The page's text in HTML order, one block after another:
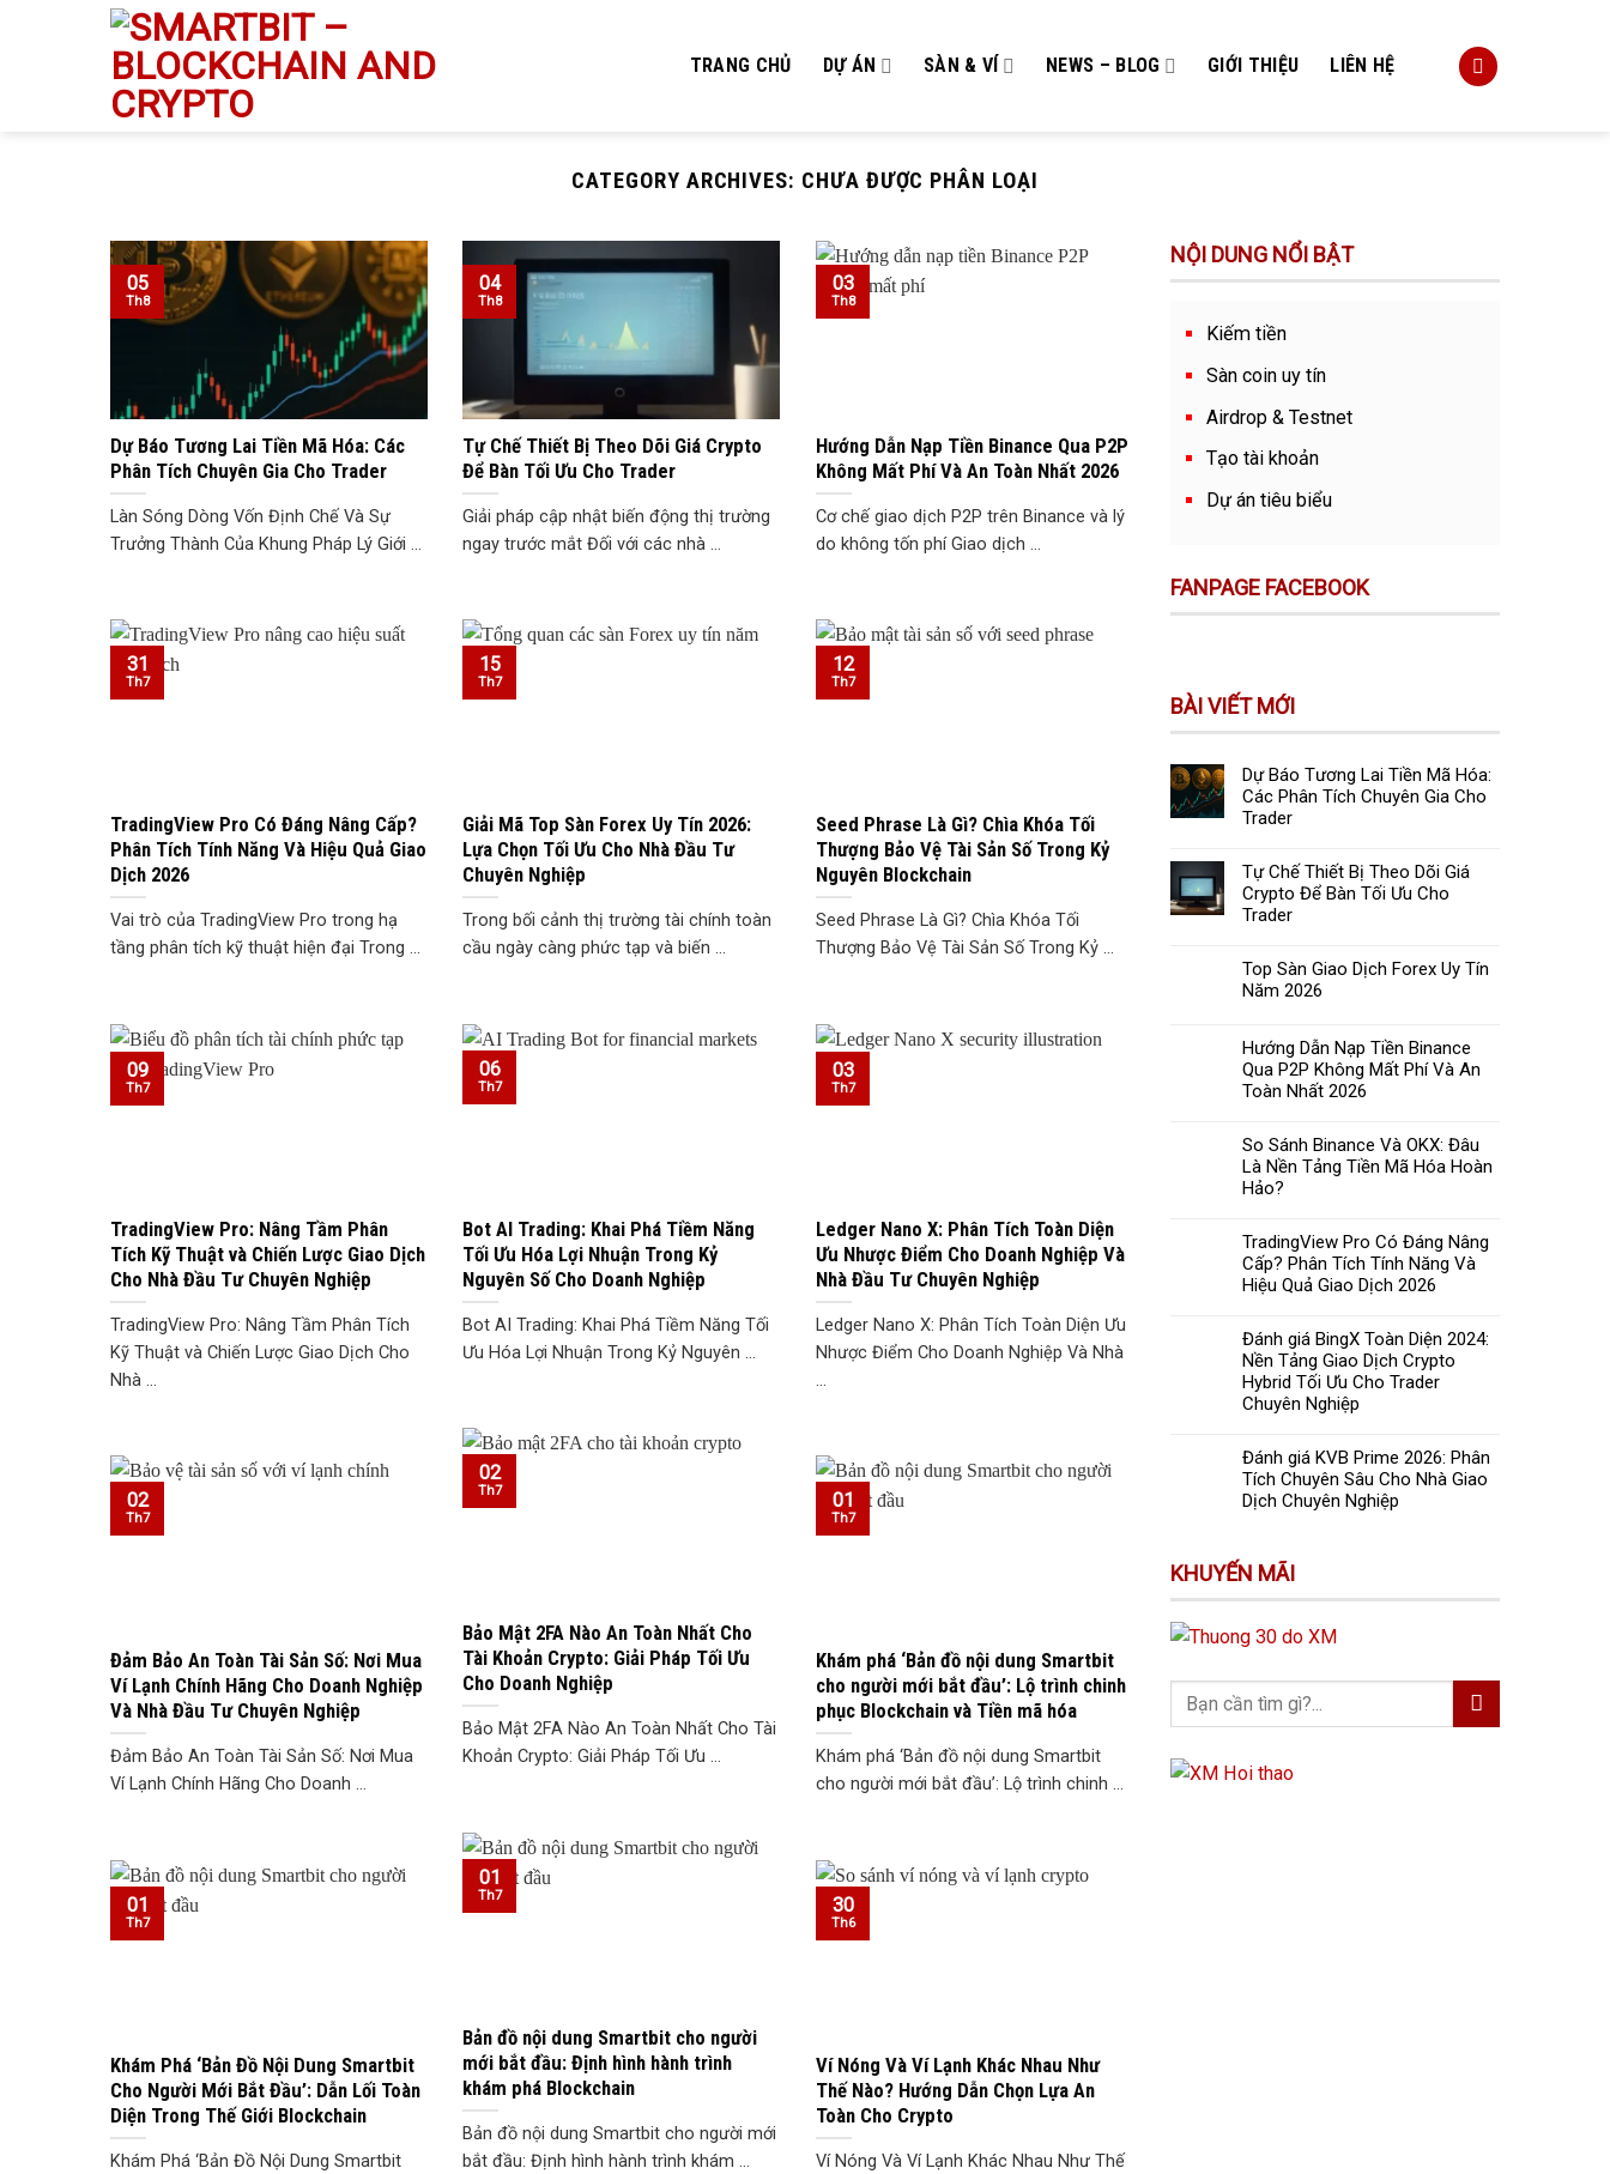
TRANG CHỦ DỰ ÁN SÀN & VÍ NEWS – BLOG GIỚI THIỆU LIÊN HỆ
CATEGORY ARCHIVES: CHƯA ĐƯỢC PHÂN LOẠI
Dự Báo Tương Lai Tiền Mã Hóa: Các
Phân Tích Chuyên Gia Cho Trader
Làn Sóng Dòng Vốn Định Chế Và Sự
Trưởng Thành Của Khung Pháp Lý Giới ...
05
Th8
Tự Chế Thiết Bị Theo Dõi Giá Crypto
Để Bàn Tối Ưu Cho Trader
Giải pháp cập nhật biến động thị trường
ngay trước mắt Đối với các nhà ...
04
Th8
Hướng Dẫn Nạp Tiền Binance Qua P2P
Không Mất Phí Và An Toàn Nhất 2026
Cơ chế giao dịch P2P trên Binance và lý
do không tốn phí Giao dịch ...
03
Th8
TradingView Pro Có Đáng Nâng Cấp?
Phân Tích Tính Năng Và Hiệu Quả Giao
Dịch 2026
Vai trò của TradingView Pro trong hạ
tầng phân tích kỹ thuật hiện đại Trong ...
31
Th7
Giải Mã Top Sàn Forex Uy Tín 2026:
Lựa Chọn Tối Ưu Cho Nhà Đầu Tư
Chuyên Nghiệp
Trong bối cảnh thị trường tài chính toàn
cầu ngày càng phức tạp và biến ...
15
Th7
Seed Phrase Là Gì? Chìa Khóa Tối
Thượng Bảo Vệ Tài Sản Số Trong Kỷ
Nguyên Blockchain
Seed Phrase Là Gì? Chìa Khóa Tối
Thượng Bảo Vệ Tài Sản Số Trong Kỷ ...
12
Th7
TradingView Pro: Nâng Tầm Phân
Tích Kỹ Thuật và Chiến Lược Giao Dịch
Cho Nhà Đầu Tư Chuyên Nghiệp
TradingView Pro: Nâng Tầm Phân Tích
Kỹ Thuật và Chiến Lược Giao Dịch Cho
Nhà ...
09
Th7
Bot AI Trading: Khai Phá Tiềm Năng
Tối Ưu Hóa Lợi Nhuận Trong Kỷ
Nguyên Số Cho Doanh Nghiệp
Bot AI Trading: Khai Phá Tiềm Năng Tối
Ưu Hóa Lợi Nhuận Trong Kỷ Nguyên ...
06
Th7
Ledger Nano X: Phân Tích Toàn Diện
Ưu Nhược Điểm Cho Doanh Nghiệp Và
Nhà Đầu Tư Chuyên Nghiệp
Ledger Nano X: Phân Tích Toàn Diện Ưu
Nhược Điểm Cho Doanh Nghiệp Và Nhà
...
03
Th7
Bảo Mật 2FA Nào An Toàn Nhất Cho
Tài Khoản Crypto: Giải Pháp Tối Ưu
Cho Doanh Nghiệp
Bảo Mật 2FA Nào An Toàn Nhất Cho Tài
Khoản Crypto: Giải Pháp Tối Ưu ...
02
Th7
Đảm Bảo An Toàn Tài Sản Số: Nơi Mua
Ví Lạnh Chính Hãng Cho Doanh Nghiệp
Và Nhà Đầu Tư Chuyên Nghiệp
Đảm Bảo An Toàn Tài Sản Số: Nơi Mua
Ví Lạnh Chính Hãng Cho Doanh ...
02
Th7
Khám phá ‘Bản đồ nội dung Smartbit
cho người mới bắt đầu’: Lộ trình chinh
phục Blockchain và Tiền mã hóa
Khám phá ‘Bản đồ nội dung Smartbit
cho người mới bắt đầu’: Lộ trình chinh ...
01
Th7
Bản đồ nội dung Smartbit cho người
mới bắt đầu: Định hình hành trình
khám phá Blockchain
Bản đồ nội dung Smartbit cho người mới
bắt đầu: Định hình hành trình khám ...
01
Th7
Khám Phá ‘Bản Đồ Nội Dung Smartbit
Cho Người Mới Bắt Đầu’: Dẫn Lối Toàn
Diện Trong Thế Giới Blockchain
Khám Phá ‘Bản Đồ Nội Dung Smartbit
01
Th7
Ví Nóng Và Ví Lạnh Khác Nhau Như
Thế Nào? Hướng Dẫn Chọn Lựa An
Toàn Cho Crypto
Ví Nóng Và Ví Lạnh Khác Nhau Như Thế
30
Th6
NỘI DUNG NỔI BẬT
Kiếm tiền
Sàn coin uy tín
Airdrop & Testnet
Tạo tài khoản
Dự án tiêu biểu
FANPAGE FACEBOOK
BÀI VIẾT MỚI
Dự Báo Tương Lai Tiền Mã Hóa:
Các Phân Tích Chuyên Gia Cho
Trader
Tự Chế Thiết Bị Theo Dõi Giá
Crypto Để Bàn Tối Ưu Cho
Trader
Top Sàn Giao Dịch Forex Uy Tín
Năm 2026
Hướng Dẫn Nạp Tiền Binance
Qua P2P Không Mất Phí Và An
Toàn Nhất 2026
So Sánh Binance Và OKX: Đâu
Là Nền Tảng Tiền Mã Hóa Hoàn
Hảo?
TradingView Pro Có Đáng Nâng
Cấp? Phân Tích Tính Năng Và
Hiệu Quả Giao Dịch 2026
Đánh giá BingX Toàn Diện 2024:
Nền Tảng Giao Dịch Crypto
Hybrid Tối Ưu Cho Trader
Chuyên Nghiệp
Đánh giá KVB Prime 2026: Phân
Tích Chuyên Sâu Cho Nhà Giao
Dịch Chuyên Nghiệp
KHUYẾN MÃI